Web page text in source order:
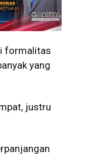
formalitas
yang
justru